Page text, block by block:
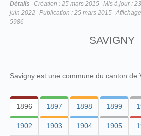
Détails Création : 25 mars 2015 Mis à jour : 23
juin 2022 Publication : 25 mars 2015
5986
SAVIGNY
Savigny est une commune du canton de
1896 1897 1898 1899
1902 1903 1904 1905